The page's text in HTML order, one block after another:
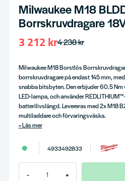
Milwaukee M18
Borrskruvdragare
4 238 kr
3 212 kr
Milwaukee M18 Borstlös
borrskruvdragare på endast 145 mm,
snabba bitsbyten. Den erbjuder 60.5
LED-lampa, och använder
batterilivslängd. Levereras med 2x M18
multiladdare och förvaringsväska.
Läs mer
4933492833
- +